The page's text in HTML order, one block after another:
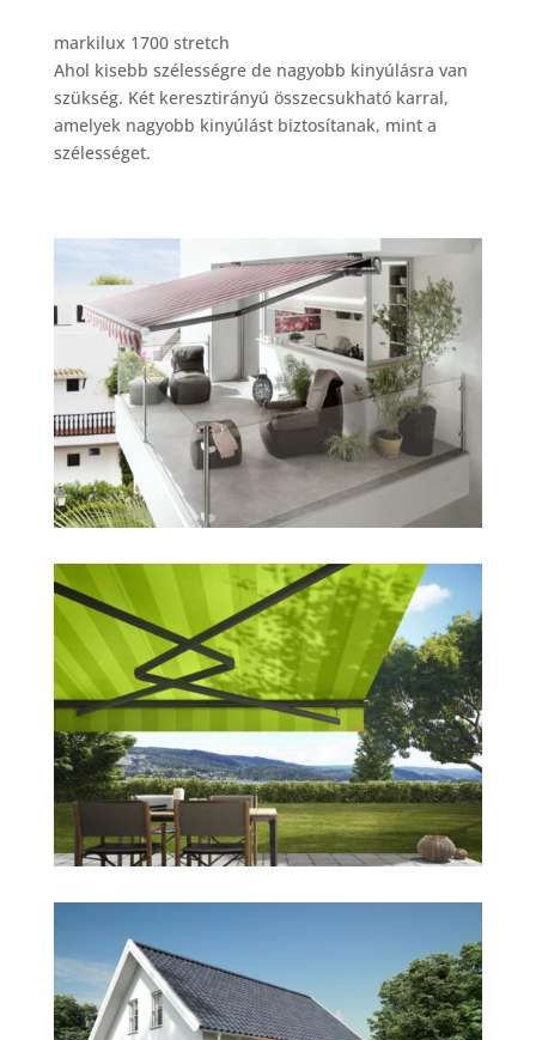
markilux 1700 stretch
Ahol kisebb szélességre de nagyobb kinyúlásra van
szükség. Két keresztirányú összecsukható karral,
amelyek nagyobb kinyúlást biztosítanak, mint a
szélességet.